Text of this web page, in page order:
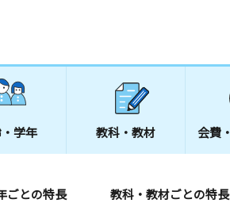
学年 教科・教材 会費・
ごとの特長 教科・教材ごとの特長